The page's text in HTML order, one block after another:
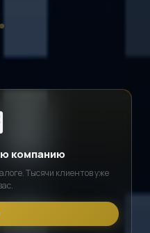
компанию
Тысячи клиентов уже